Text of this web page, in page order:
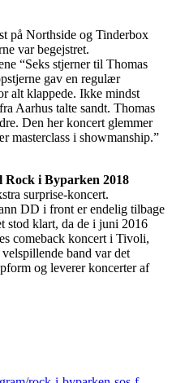
på Northside og Tinderbox
var begejstret.
“Seks stjerner til Thomas
gav en regulær
alt klappede. Ikke mindst
Aarhus talte sandt. Thomas
Den her koncert glemmer
masterclass i showmanship.”
i Byparken 2018
surprise-koncert.
DD i front er endelig tilbage
stod klart, da de i juni 2016
comeback koncert i Tivoli,
band var det
og leverer koncerter af